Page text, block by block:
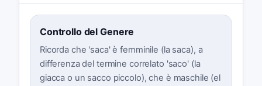
Controllo del Genere
Ricorda che 'saca' è femminile (la saca), a
differenza del termine correlato 'saco' (la
giacca o un sacco piccolo), che è maschile (el